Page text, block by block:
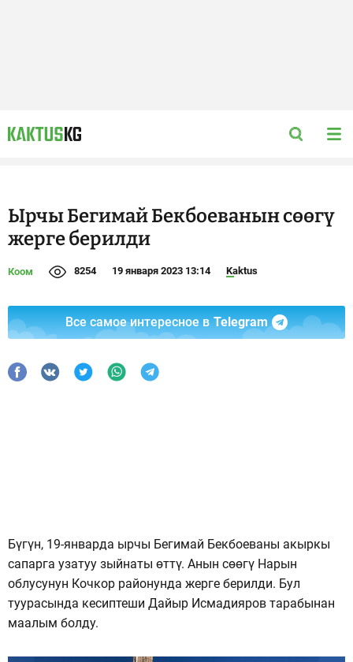
Ырчы Бегимай Бекбоеванын сөөгү
жерге берилди
Коом 8254 19 января 2023 13:14 Kaktus
Все самое интересное в Telegram
Бүгүн, 19-январда ырчы Бегимай Бекбоеваны акыркы
сапарга узатуу зыйнаты өттү. Анын сөөгү Нарын
облусунун Кочкор районунда жерге берилди. Бул
туурасында кесиптеши Дайыр Исмадияров тарабынан
маалым болду.